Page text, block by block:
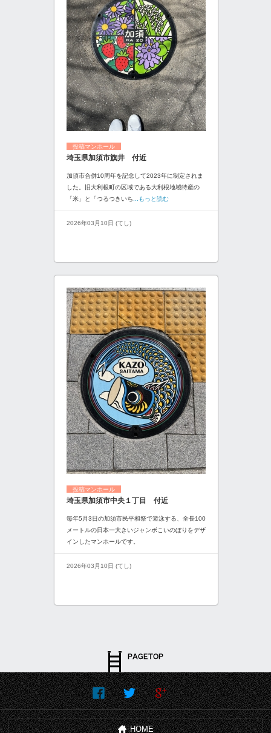
投稿マンホール
埼玉県加須市旗井 付近
加須市合併10周年を記念して2023年に制定されま
した。旧大利根町の区域である大利根地域特産の
「米」と「つるつきいち ...もっと読む
2026年03月10日 (てし)
投稿マンホール
埼玉県加須市中央１丁目 付近
毎年5月3日の加須市民平和祭で遊泳する、全長100
メートルの日本一大きいジャンボこいのぼりをデザ
インしたマンホールです。
2026年03月10日 (てし)
HOME